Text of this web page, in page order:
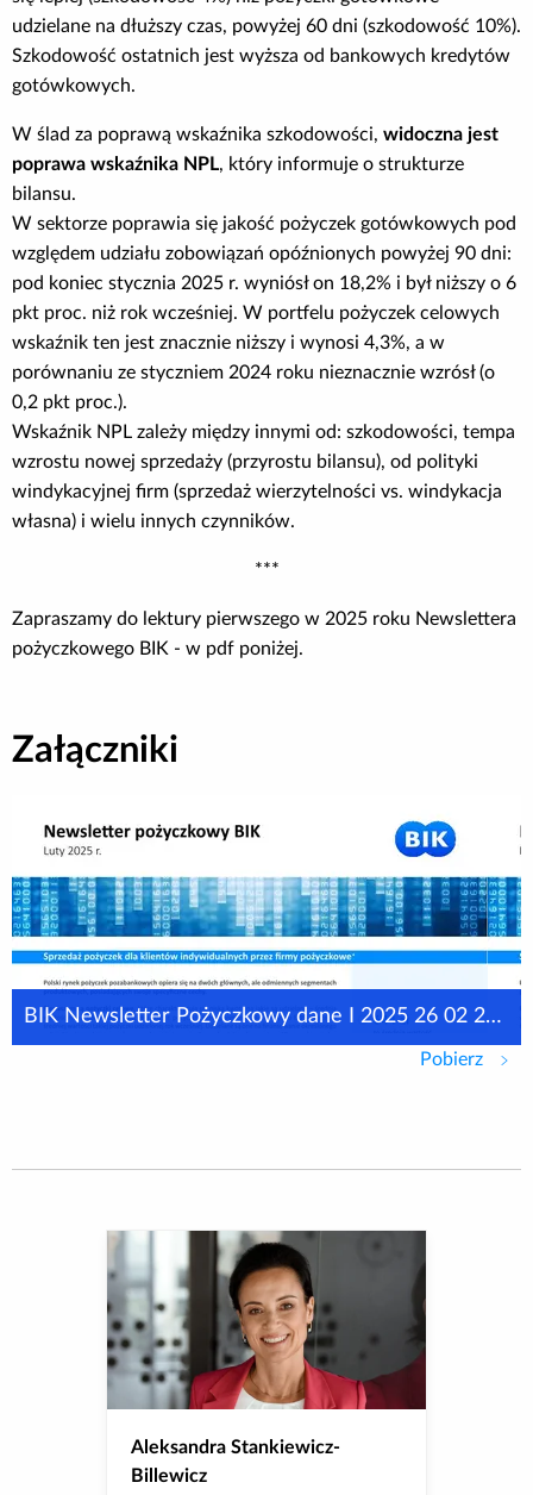
udzielane na dłuższy czas, powyżej 60 dni (szkodowość 10%).
Szkodowość ostatnich jest wyższa od bankowych kredytów
gotówkowych.
W ślad za poprawą wskaźnika szkodowości, widoczna jest
poprawa wskaźnika NPL, który informuje o strukturze
bilansu.
W sektorze poprawia się jakość pożyczek gotówkowych pod
względem udziału zobowiązań opóźnionych powyżej 90 dni:
pod koniec stycznia 2025 r. wyniósł on 18,2% i był niższy o 6
pkt proc. niż rok wcześniej. W portfelu pożyczek celowych
wskaźnik ten jest znacznie niższy i wynosi 4,3%, a w
porównaniu ze styczniem 2024 roku nieznacznie wzrósł (o
0,2 pkt proc.).
Wskaźnik NPL zależy między innymi od: szkodowości, tempa
wzrostu nowej sprzedaży (przyrostu bilansu), od polityki
windykacyjnej firm (sprzedaż wierzytelności vs. windykacja
własna) i wielu innych czynników.
***
Zapraszamy do lektury pierwszego w 2025 roku Newslettera
pożyczkowego BIK - w pdf poniżej.
Załączniki
BIK Newsletter Pożyczkowy dane I 2025 26 02 2025 (2)
Pobierz BIK
Aleksandra Stankiewicz-
Billewicz